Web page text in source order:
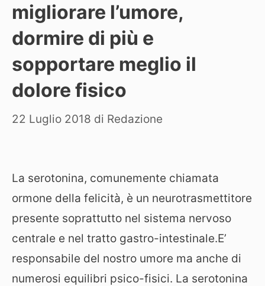
migliorare l’umore,
dormire di più e
sopportare meglio il
dolore fisico
22 Luglio 2018 di Redazione
La serotonina, comunemente chiamata
ormone della felicità, è un neurotrasmettitore
presente soprattutto nel sistema nervoso
centrale e nel tratto gastro-intestinale.E’
responsabile del nostro umore ma anche di
numerosi equilibri psico-fisici. La serotonina